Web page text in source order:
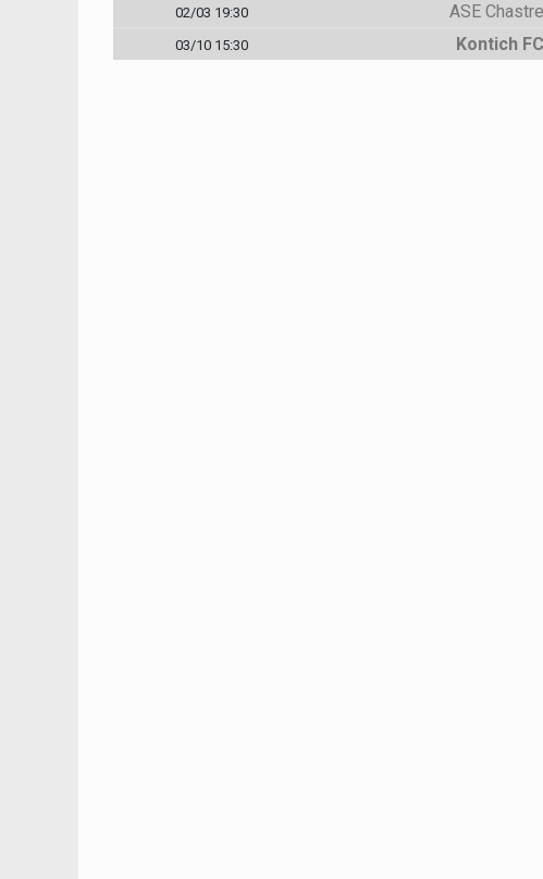
02/03 19:30 ASE Chastre
03/10 15:30 Kontich FC